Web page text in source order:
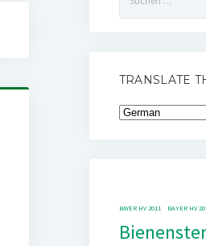
nach:
TRANSLATE
BAYER HV 2011 BAYER HV